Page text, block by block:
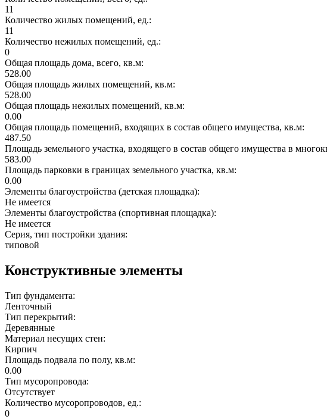
11
Количество жилых помещений, ед.:
11
Количество нежилых помещений, ед.:
0
Общая площадь дома, всего, кв.м:
528.00
Общая площадь жилых помещений, кв.м:
528.00
Общая площадь нежилых помещений, кв.м:
0.00
Общая площадь помещений, входящих в состав общего имущества, кв.м:
487.50
Площадь земельного участка, входящего в состав общего имущества в
583.00
Площадь парковки в границах земельного участка, кв.м:
0.00
Элементы благоустройства (детская площадка):
Не имеется
Элементы благоустройства (спортивная площадка):
Не имеется
Серия, тип постройки здания:
типовой
Конструктивные элементы
Тип фундамента:
Ленточный
Тип перекрытий:
Деревянные
Материал несущих стен:
Кирпич
Площадь подвала по полу, кв.м:
0.00
Тип мусоропровода:
Отсутствует
Количество мусоропроводов, ед.:
0